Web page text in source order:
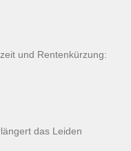
und Rentenkürzung:
das Leiden